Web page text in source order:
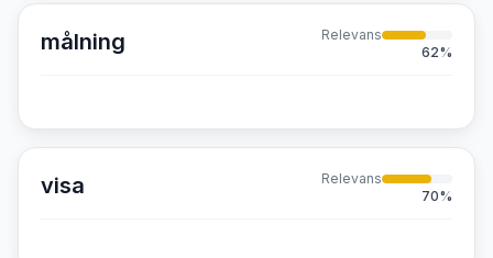
målning
Relevans
62%
visa
Relevans
70%